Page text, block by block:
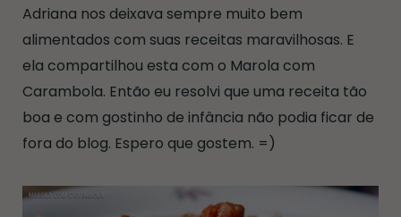
Adriana nos deixava sempre muito bem
alimentados com suas receitas maravilhosas. E
ela compartilhou esta com o Marola com
Carambola. Então eu resolvi que uma receita tão
boa e com gostinho de infância não podia ficar de
fora do blog. Espero que gostem. =)